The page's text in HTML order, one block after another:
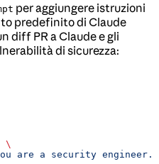
per aggiungere istruzioni
predefinito di Claude
diff PR a Claude e gli
di sicurezza:
\
are a security